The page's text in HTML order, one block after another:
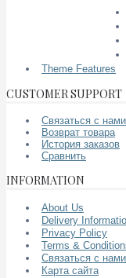
Theme Features
CUSTOMER SUPPORT
Связаться с нами
Возврат товара
История заказов
Сравнить
INFORMATION
About Us
Delivery
Privacy Policy
Terms &
Связаться с нами
Карта сайта